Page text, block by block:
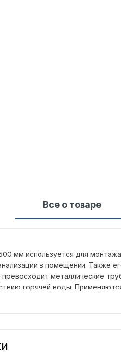
Все о товаре
мм используется для
в помещении. Также
металлические
горячей воды.